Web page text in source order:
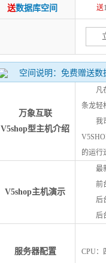
送数据库空间 送
空间说明：免费赠送
万象互联
V5shop型主机介绍
凡
条龙轻
我
的运行
V5shop主机演示
最
前
后
后
服务器配置 CPU：